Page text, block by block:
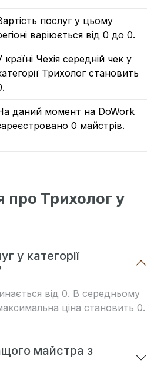
послуг у цьому
варіюється від 0 до 0.
країні Чехія середній чек у
Трихолог становить
даний момент на DoWork
0 майстрів.
про Трихолог у
у категорії
від 0. В середньому
ціна становить 0.
майстра з